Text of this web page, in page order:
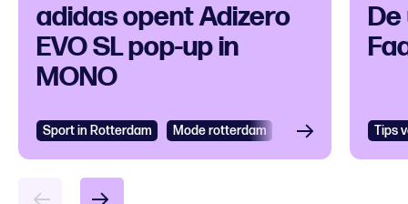
adidas opent Adizero
EVO SL pop-up in
MONO
Sport in Rotterdam Mode rotterdam Evenementen Tips